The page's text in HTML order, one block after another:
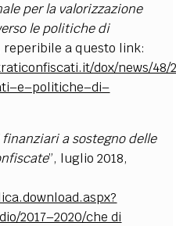
per la valorizzazione
le politiche di
reperibile a questo link:
dox/news/48/
a sostegno delle
”, luglio 2018,
2017–2020/che di